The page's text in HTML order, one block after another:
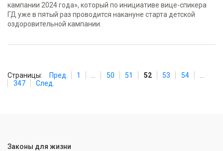
кампании 2024 года», который по инициативе вице-спикера
ГД уже в пятый раз проводится накануне старта детской
оздоровительной кампании.
Страницы: Пред. 1 50 51 52 53 54
347
След.
Законы для жизни